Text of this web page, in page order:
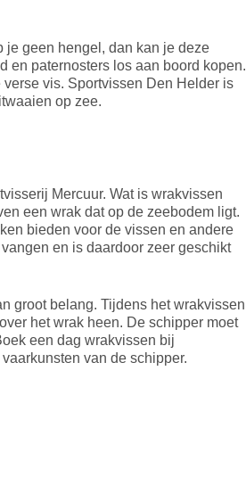
geen hengel, dan kan je deze
en paternosters los aan boord kopen.
vis. Sportvissen Den Helder is
op zee.
Mercuur. Wat is wrakvissen
een wrak dat op de zeebodem ligt.
bieden voor de vissen en andere
en is daardoor zeer geschikt
groot belang. Tijdens het wrakvissen
het wrak heen. De schipper moet
een dag wrakvissen bij
van de schipper.